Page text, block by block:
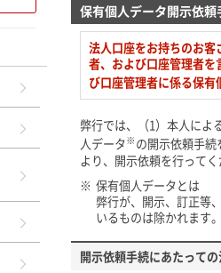
保有個人データ開示依頼
法人口座をお持ちのお
者、および口座管理者
び口座管理者に係る保有
弊行では、（1）本人によ
人データ※ の開示依頼手
より、開示依頼を行って
※ 保有個人データとは
弊行が、開示、訂正等
いるものは除かれます
開示依頼手続にあたって